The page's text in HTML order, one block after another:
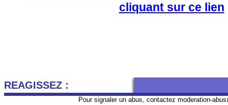
cliquant sur ce lien
REAGISSEZ :
Pour signaler un abus, contactez moderation-